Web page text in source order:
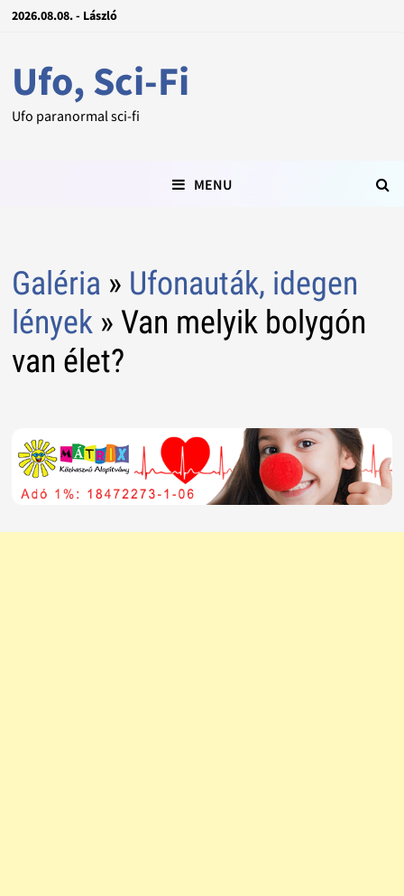
2026.08.08. - László
Ufo, Sci-Fi
Ufo paranormal sci-fi
MENU
Galéria » Ufonauták, idegen
lények» Van melyik bolygón
van élet?